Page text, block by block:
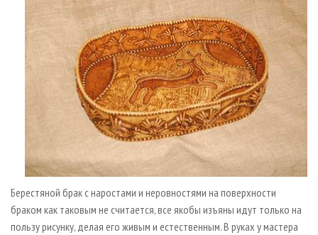
Берестяной брак с наростами и неровностями на поверхности
браком как таковым не считается, все якобы изъяны идут только на
пользу рисунку, делая его живым и естественным. В руках у мастера